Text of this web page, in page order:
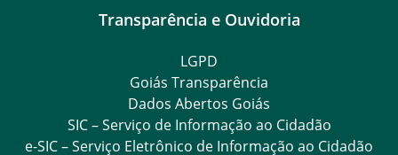
Transparência e Ouvidoria
LGPD
Goiás Transparência
Dados Abertos Goiás
SIC – Serviço de Informação ao Cidadão
e-SIC – Serviço Eletrônico de Informação ao Cidadão